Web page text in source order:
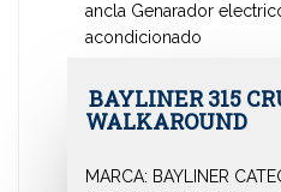
ancla Genarador
acondicionado
BAYLINER 315
WALKAROUND
MARCA: BAYLINER